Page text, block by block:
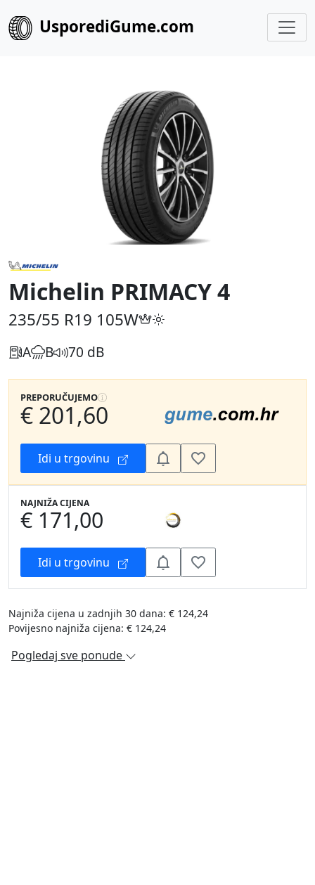
UsporediGume.com
Michelin PRIMACY 4
235/55 R19 105W
A B 70 dB
PREPORUČUJEMO
€ 201,60
Idi u trgovinu
NAJNIŽA CIJENA
€ 171,00
Idi u trgovinu
Najniža cijena u zadnjih 30 dana: € 124,24
Povijesno najniža cijena: € 124,24
Pogledaj sve ponude